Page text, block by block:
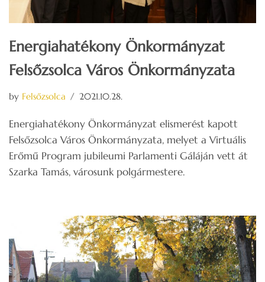
Energiahatékony Önkormányzat
Felsőzsolca Város Önkormányzata
by Felsőzsolca 2021.10.28.
Energiahatékony Önkormányzat elismerést kapott
Felsőzsolca Város Önkormányzata, melyet a Virtuális
Erőmű Program jubileumi Parlamenti Gáláján vett át
Szarka Tamás, városunk polgármestere.